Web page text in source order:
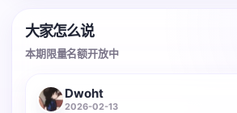
大家怎么说
本期限量名额开放中
Dwoht
2026-02-13